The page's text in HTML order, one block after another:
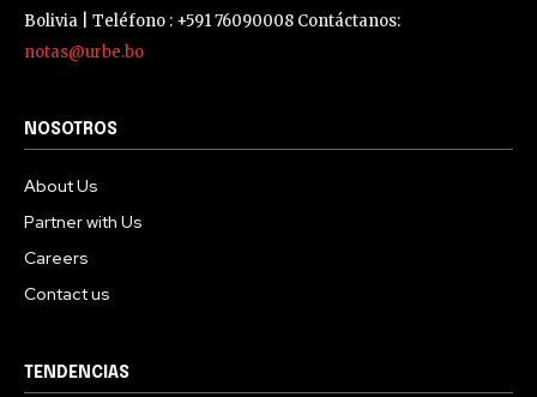
Bolivia | Teléfono : +591 76090008 Contáctanos:
notas@urbe.bo
NOSOTROS
About Us
Partner with Us
Careers
Contact us
TENDENCIAS